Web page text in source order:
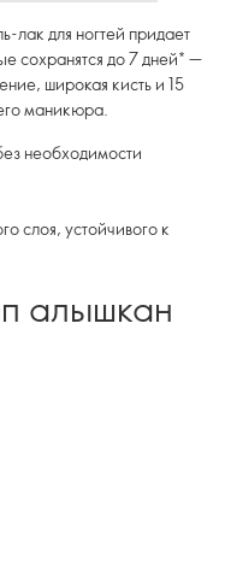
лак для ногтей придает
сохранятся до 7 дней* —
широкая кисть и 15
маникюра.
необходимости
слоя, устойчивого к
алышкан